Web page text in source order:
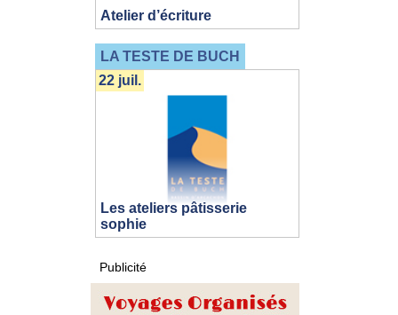
Atelier d’écriture
LA TESTE DE BUCH
Les ateliers pâtisserie
sophie
22 juil.
Publicité